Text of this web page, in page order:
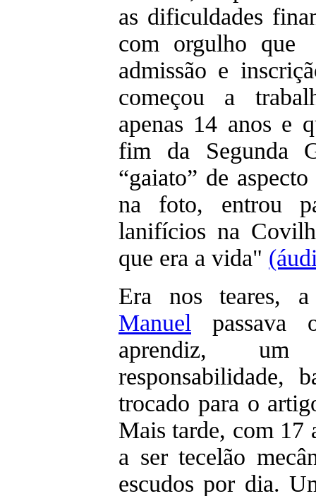
as dificuldades
com orgulho
admissão e
começou a
apenas 14 anos e
fim da Segunda
“gaiato” de
na foto, entrou
lanifícios na
que era a vida"
Era nos teares,
Manuel passava
aprendiz, um
responsabilidade,
trocado para o
Mais tarde, com 17
a ser tecelão
escudos por dia.